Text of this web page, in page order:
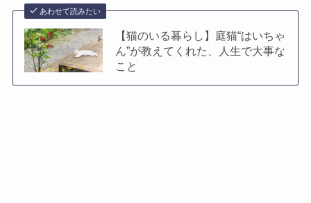
あわせて読みたい
【猫のいる暮らし】庭猫“はいちゃ
ん”が教えてくれた、人生で大事な
こと